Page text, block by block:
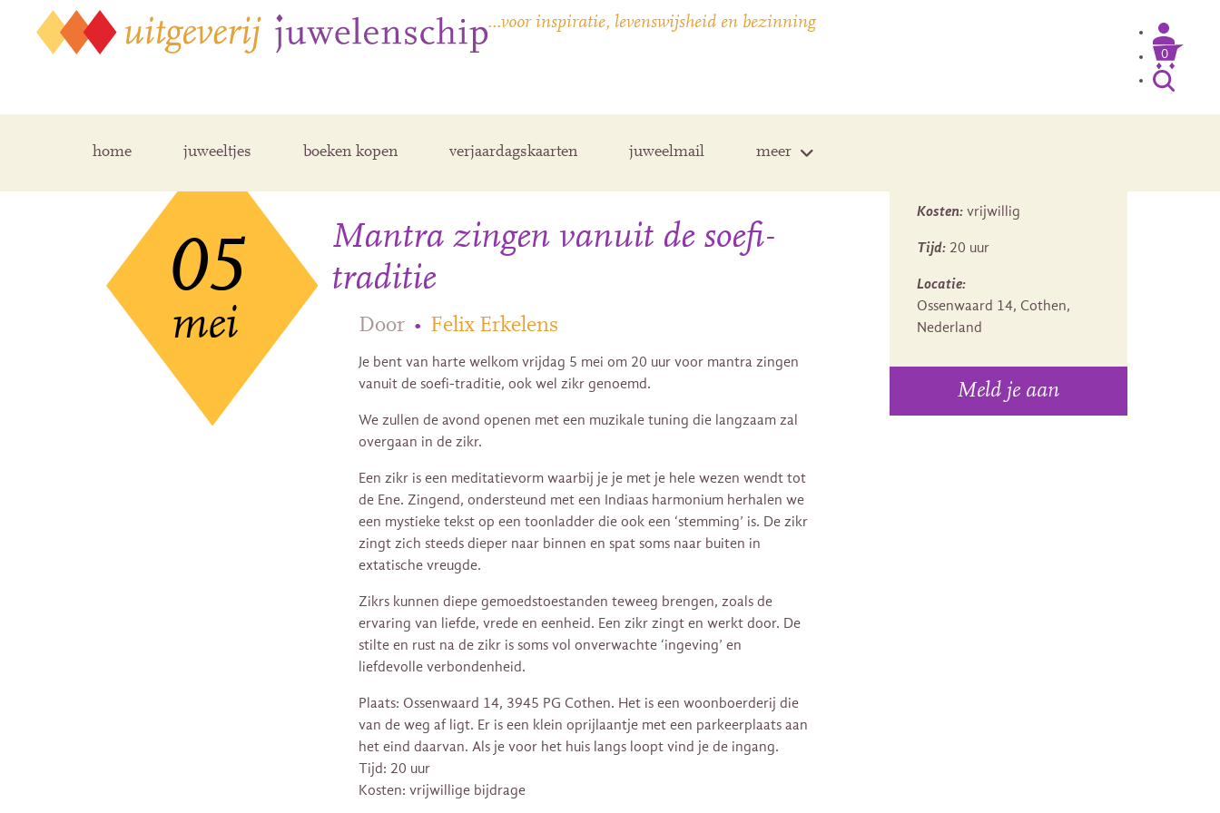
…voor inspiratie, levenswijsheid en bezinning
0
home juweeltjes boeken kopen verjaardagskaarten juweelmail meer
05
mei
Mantra zingen vanuit de soefi-
traditie
Door • Felix Erkelens
Je bent van harte welkom vrijdag 5 mei om 20 uur voor mantra zingen
vanuit de soefi-traditie, ook wel zikr genoemd.
We zullen de avond openen met een muzikale tuning die langzaam zal
overgaan in de zikr.
Een zikr is een meditatievorm waarbij je je met je hele wezen wendt tot
de Ene. Zingend, ondersteund met een Indiaas harmonium herhalen we
een mystieke tekst op een toonladder die ook een ‘stemming’ is. De zikr
zingt zich steeds dieper naar binnen en spat soms naar buiten in
extatische vreugde.
Zikrs kunnen diepe gemoedstoestanden teweeg brengen, zoals de
ervaring van liefde, vrede en eenheid. Een zikr zingt en werkt door. De
stilte en rust na de zikr is soms vol onverwachte ‘ingeving’ en
liefdevolle verbondenheid.
Plaats: Ossenwaard 14, 3945 PG Cothen. Het is een woonboerderij die
van de weg af ligt. Er is een klein oprijlaantje met een parkeerplaats aan
het eind daarvan. Als je voor het huis langs loopt vind je de ingang.
Tijd: 20 uur
Kosten: vrijwillige bijdrage
Kosten:vrijwillig
Tijd:20 uur
Locatie:
Ossenwaard 14, Cothen,
Nederland
Meld je aan